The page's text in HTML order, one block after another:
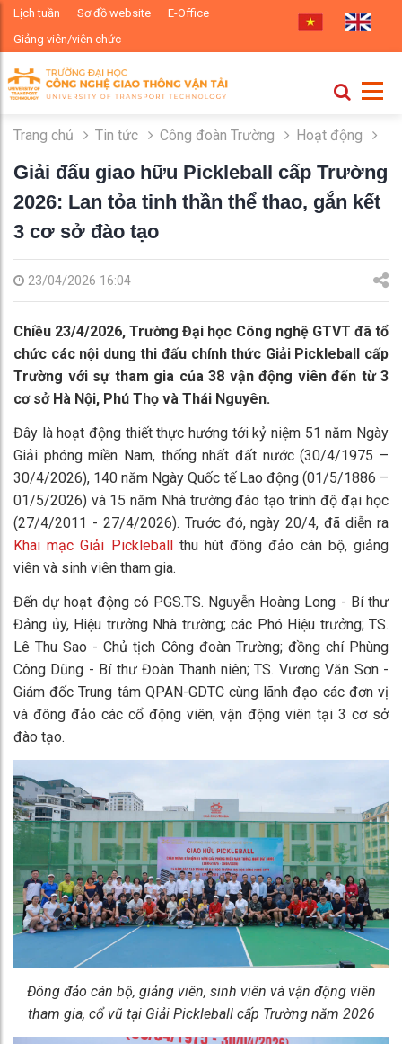
Lịch tuần Sơ đồ website
E-Office
Giảng viên/viên chức
Trang chủ Tin tức Công đoàn Trường Hoạt động
Giải đấu giao hữu Pickleball cấp Trường
2026: Lan tỏa tinh thần thể thao, gắn kết
3 cơ sở đào tạo
23/04/2026 16:04
Chiều 23/4/2026, Trường Đại học Công nghệ GTVT đã tổ
chức các nội dung thi đấu chính thức Giải Pickleball cấp
Trường với sự tham gia của 38 vận động viên đến từ 3
cơ sở Hà Nội, Phú Thọ và Thái Nguyên.
Đây là hoạt động thiết thực hướng tới kỷ niệm 51 năm Ngày
Giải phóng miền Nam, thống nhất đất nước (30/4/1975 –
30/4/2026), 140 năm Ngày Quốc tế Lao động (01/5/1886 –
01/5/2026) và 15 năm Nhà trường đào tạo trình độ đại học
(27/4/2011 - 27/4/2026). Trước đó, ngày 20/4, đã diễn ra
Khai mạc Giải Pickleball
thu hút đông đảo cán bộ, giảng
viên và sinh viên tham gia.
Đến dự hoạt động có PGS.TS. Nguyễn Hoàng Long - Bí thư
Đảng ủy, Hiệu trưởng Nhà trường; các Phó Hiệu trưởng; TS.
Lê Thu Sao - Chủ tịch Công đoàn Trường; đồng chí Phùng
Công Dũng - Bí thư Đoàn Thanh niên; TS. Vương Văn Sơn -
Giám đốc Trung tâm QPAN-GDTC cùng lãnh đạo các đơn vị
và đông đảo các cổ động viên, vận động viên tại 3 cơ sở
đào tạo.
Đông đảo cán bộ, giảng viên, sinh viên và vận động viên
tham gia, cổ vũ tại Giải Pickleball cấp Trường năm 2026